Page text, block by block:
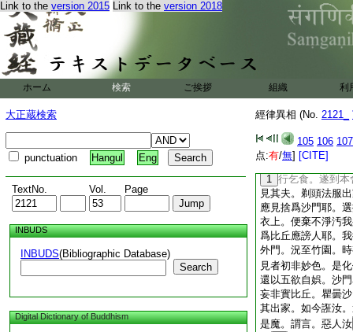
Link to the version 2015 Link to the version 2018
ホーム 検索 ご挨拶 組織 利
大正蔵検索
punctuation Hangul Eng
TextNo. Vol. Page
INBUDS
INBUDS(Bibliographic Database)
Search
Digital Dictionary of Buddhism
經律異相 (No. 2121_
105 106 107
点:有/無] [CITE]
我今明見女人諂曲
心生厭離。欲於佛
汝今形體臭穢如是
後或可堪任出家。
邑聚落僧房精舍。
門。修行梵行。居
持應器。如比丘像
塵離垢。得法眼淨
得阿那含。過於是
1 行乞食。遂到
見其夫。剃頭法服
應見捨爲沙門耶。
衣上。便棄不淨汚
爲比丘應謗人耶。
外門。況至竹園。
見者初非妙色。是
還以五欲自娯。沙
妄非實比丘。瞿曇
其出家。如今誑汝
是魔。謂言。惡人汝